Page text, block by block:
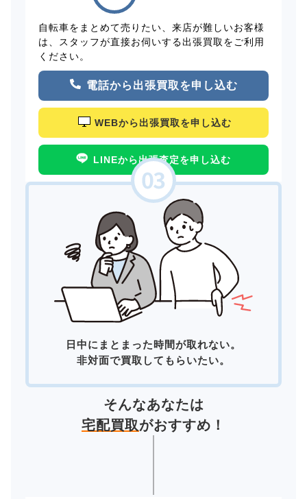
自転車をまとめて売りたい、来店が難しいお客様
は、スタッフが直接お伺いする出張買取をご利用
ください。
電話から出張買取を申し込む
WEBから出張買取を申し込む
LINEから出張査定を申し込む
日中にまとまった時間が取れない。
非対面で買取してもらいたい。
そんなあなたは
宅配買取がおすすめ！